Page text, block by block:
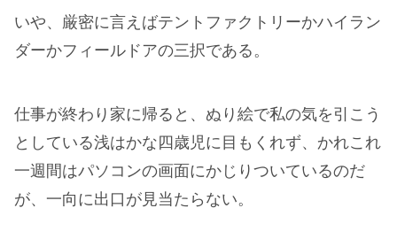
いや、厳密に言えばテントファクトリーかハイラン
ダーかフィールドアの三択である。
仕事が終わり家に帰ると、ぬり絵で私の気を引こう
としている浅はかな四歳児に目もくれず、かれこれ
一週間はパソコンの画面にかじりついているのだ
が、一向に出口が見当たらない。